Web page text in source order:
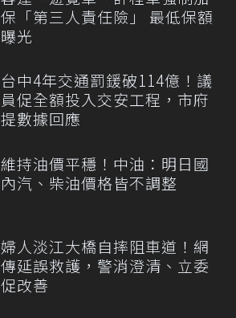
保「第三人責任險」 最低保額
曝光
台中4年交通罰鍰破114億！議
員促全額投入交安工程，市府
提數據回應
維持油價平穩！中油：明日國
內汽、柴油價格皆不調整
婦人淡江大橋自摔阻車道！網
傳延誤救護，警消澄清、立委
促改善